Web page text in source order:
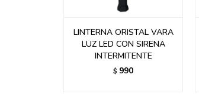
LINTERNA ORISTAL VARA
LUZ LED CON SIRENA
INTERMITENTE
$ 990